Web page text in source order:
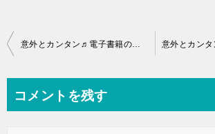
投
ビ
意外とカンタン♬電子書籍の出版「難しいと思ってたんでしょ！そんなコトないですヨ
コメントを残す